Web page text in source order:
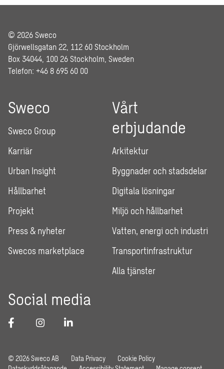
© 2026 Sweco
Gjörwellsgatan 22, 112 60 Stockholm
Box 34044, 100 26 Stockholm, Sweden
Telefon: +46 8 695 60 00
Sweco
Sweco Group
Karriär
Urban Insight
Hållbarhet
Projekt
Press & nyheter
Swecos marketplace
Vårt
erbjudande
Arkitektur
Byggnader och stadsdelar
Digitala lösningar
Miljö och hållbarhet
Vatten, energi och industri
Transportinfrastruktur
Alla tjänster
Social media
© 2026 Sweco AB Data Privacy
Cookie Policy